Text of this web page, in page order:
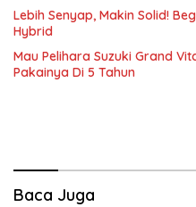
Lebih Senyap, Makin Solid!
Hybrid
Mau Pelihara Suzuki Grand
Pakainya Di 5 Tahun
Baca Juga